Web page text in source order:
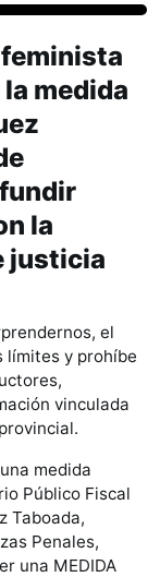
feminista
medida
la
justicia
el
límites y prohíbe
vinculada
medida
Público Fiscal
Taboada,
Penales,
una MEDIDA